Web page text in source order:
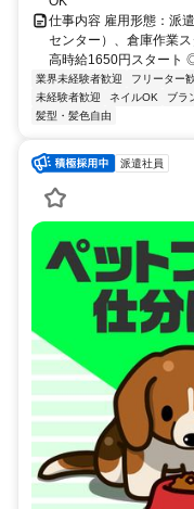
仕事内容 雇用形態：派
センター）、倉庫作業
高時給1650円スタート
業界未経験者歓迎 フリーター
未経験者歓迎
ネイルOK ブラ
髪型・髪色自由
派遣社員